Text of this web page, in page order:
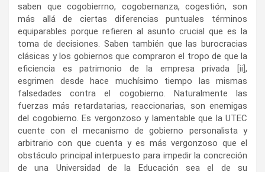
saben que cogobierrno, cogobernanza, cogestión, son
más allá de ciertas diferencias puntuales términos
equiparables porque refieren al asunto crucial que es la
toma de decisiones. Saben también que las burocracias
clásicas y los gobiernos que compraron el tropo de que la
eficiencia es patrimonio de la empresa privada
[ii],
esgrimen desde hace muchísimo tiempo las mismas
falsedades contra el cogobierno. Naturalmente las
fuerzas más retardatarias, reaccionarias, son enemigas
del cogobierno. Es vergonzoso y lamentable que la UTEC
cuente con el mecanismo de gobierno personalista y
arbitrario con que cuenta y es más vergonzoso que el
obstáculo principal interpuesto para impedir la concreción
de una Universidad de la Educación sea el de su